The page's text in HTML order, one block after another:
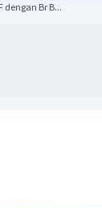
Bandingkan kereaktifan antara: F dengan Br B...